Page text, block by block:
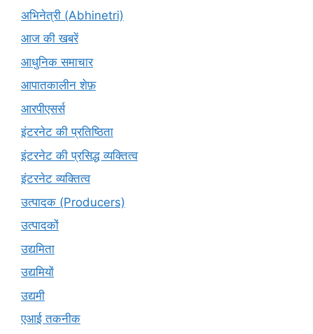
अभिनेत्री (Abhinetri)
आज की खबरें
आधुनिक समाचार
आपातकालीन शेफ़
आरपीएसर्स
इंटरनेट की प्रतिष्ठिता
इंटरनेट की प्रसिद्ध व्यक्तित्व
इंटरनेट व्यक्तित्व
उत्पादक (Producers)
उत्पादकों
उद्यमिता
उद्यमियों
उद्यमी
एआई तकनीक